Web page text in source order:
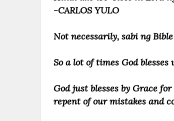
-CARLOS YULO
Not necessarily, sabi ng Bible
So a lot of times God
God just blesses by Grace
repent of our mistakes and